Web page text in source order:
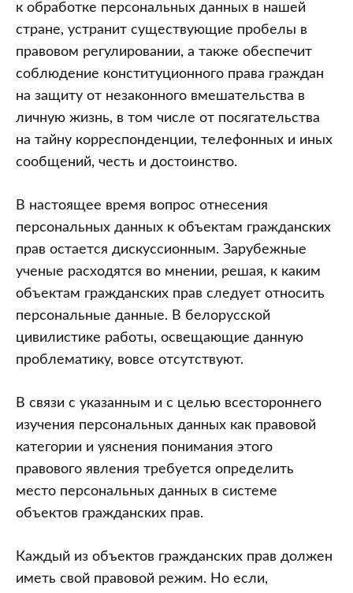
к обработке персональных данных в нашей
стране, устранит существующие пробелы в
правовом регулировании, а также обеспечит
соблюдение конституционного права граждан
на защиту от незаконного вмешательства в
личную жизнь, в том числе от посягательства
на тайну корреспонденции, телефонных и иных
сообщений, честь и достоинство.
В настоящее время вопрос отнесения
персональных данных к объектам гражданских
прав остается дискуссионным. Зарубежные
ученые расходятся во мнении, решая, к каким
объектам гражданских прав следует относить
персональные данные. В белорусской
цивилистике работы, освещающие данную
проблематику, вовсе отсутствуют.
В связи с указанным и с целью всестороннего
изучения персональных данных как правовой
категории и уяснения понимания этого
правового явления требуется определить
место персональных данных в системе
объектов гражданских прав.
Каждый из объектов гражданских прав должен
иметь свой правовой режим. Но если,